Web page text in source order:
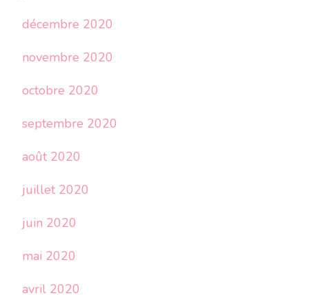
décembre 2020
novembre 2020
octobre 2020
septembre 2020
août 2020
juillet 2020
juin 2020
mai 2020
avril 2020